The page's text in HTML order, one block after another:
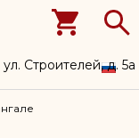
ул. Строителей, д. 5а